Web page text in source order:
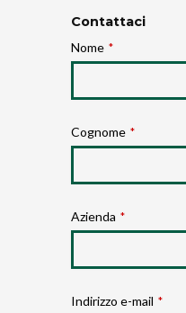
Contattaci
Nome *
Cognome *
Azienda *
Indirizzo e-mail *